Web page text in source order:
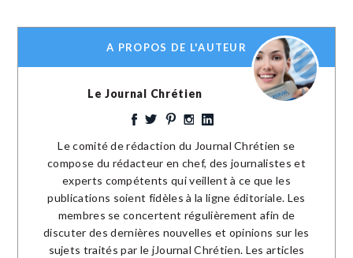
A PROPOS DE L'AUTEUR
Le Journal Chrétien
Le comité de rédaction du Journal Chrétien se
compose du rédacteur en chef, des journalistes et
experts compétents qui veillent à ce que les
publications soient fidèles à la ligne éditoriale. Les
membres se concertent régulièrement afin de
discuter des dernières nouvelles et opinions sur les
sujets traités par le jJournal Chrétien. Les articles